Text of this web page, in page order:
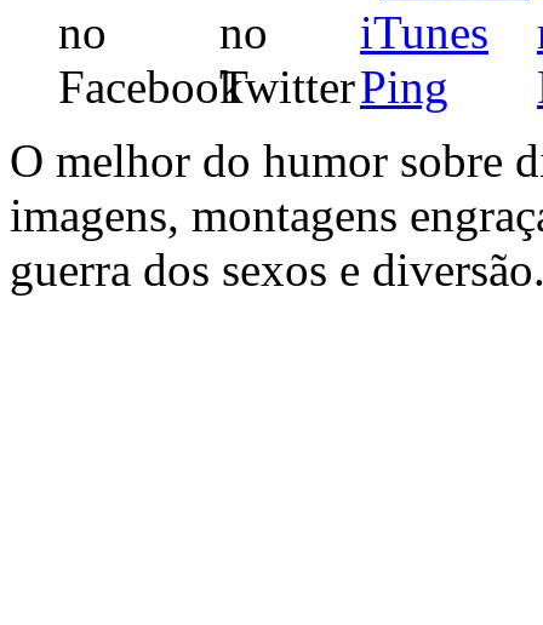
O melhor do humor sobre
imagens, montagens
guerra dos sexos e